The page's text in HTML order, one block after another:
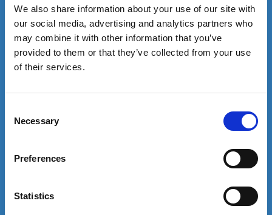
We also share information about your use of our site with
our social media, advertising and analytics partners who
may combine it with other information that you’ve
provided to them or that they’ve collected from your use
of their services.
Selection
Necessary
Preferences
Statistics